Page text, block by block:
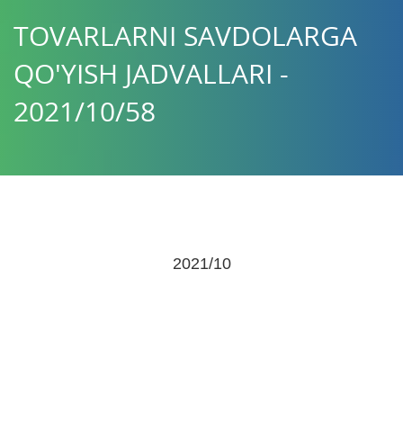
TOVARLARNI SAVDOLARGA
QO'YISH JADVALLARI -
2021/10/58
2021/10